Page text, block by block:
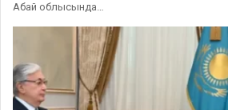
Абай облысында…